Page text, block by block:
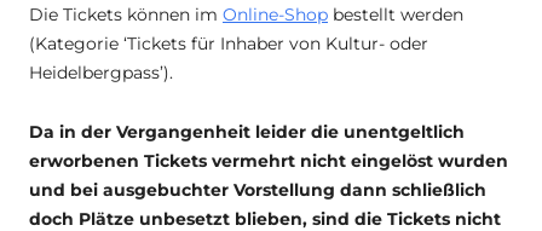
Die Tickets können im Online-Shop bestellt werden
(Kategorie ‘Tickets für Inhaber von Kultur- oder
Heidelbergpass’).
Da in der Vergangenheit leider die unentgeltlich
erworbenen Tickets vermehrt nicht eingelöst wurden
und bei ausgebuchter Vorstellung dann schließlich
doch Plätze unbesetzt blieben, sind die Tickets nicht